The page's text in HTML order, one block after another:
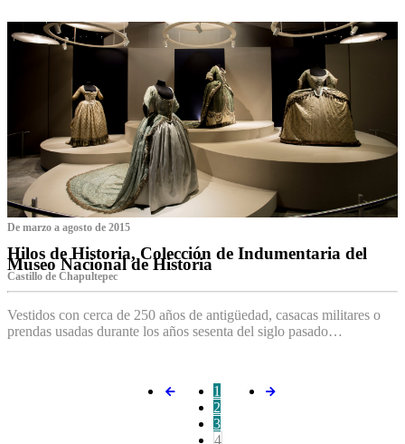
De marzo a agosto de 2015
Hilos de Historia, Colección de Indumentaria del
Museo Nacional de Historia
Castillo de Chapultepec
Vestidos con cerca de 250 años de antigüedad, casacas militares o
prendas usadas durante los años sesenta del siglo pasado…
1
2
3
4